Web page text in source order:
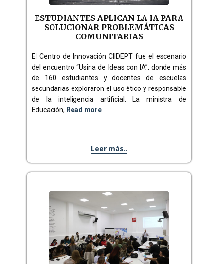
ESTUDIANTES APLICAN LA IA PARA
SOLUCIONAR PROBLEMÁTICAS
COMUNITARIAS
El Centro de Innovación CIIDEPT fue el escenario
del encuentro “Usina de Ideas con IA”, donde más
de 160 estudiantes y docentes de escuelas
secundarias exploraron el uso ético y responsable
de la inteligencia artificial. La ministra de
Educación, Read more
Leer más..